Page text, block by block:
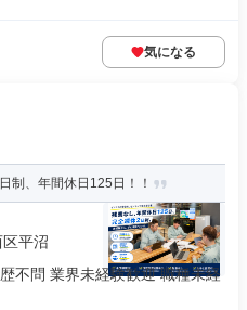
気になる
制、年間休日125日！！
平沼
不問 業界未経験歓迎 職種未経